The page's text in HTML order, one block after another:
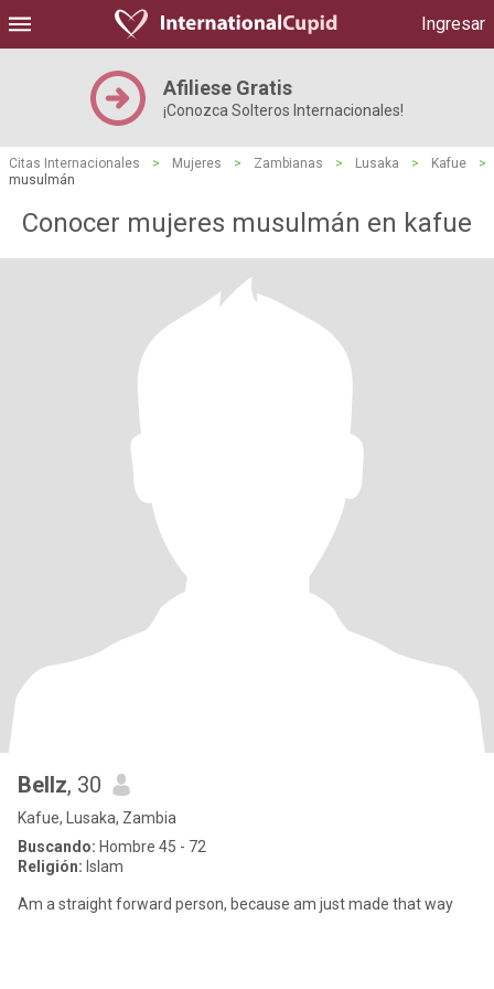
Ingresar
Afiliese Gratis
¡Conozca Solteros Internacionales!
Citas Internacionales > Mujeres > Zambianas > Lusaka > Kafue
>
musulmán
Conocer mujeres musulmán en kafue
Bellz, 30
Kafue, Lusaka, Zambia
Buscando: Hombre 45 - 72
Religión: Islam
Am a straight forward person, because am just made that way